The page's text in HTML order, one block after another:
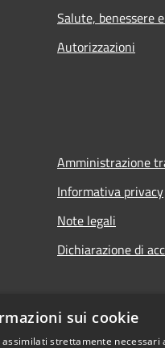
Salute, benessere
Autorizzazioni
Amministrazione
Informativa privacy
Note legali
Dichiarazione di
sui cookie
strettamente